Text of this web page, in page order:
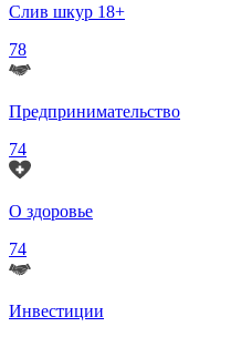
Слив шкур 18+
78
Предпринимательство
74
О здоровье
74
Инвестиции